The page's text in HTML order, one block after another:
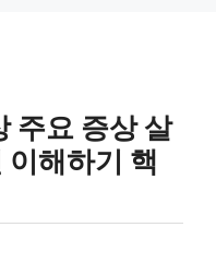
주요 증상 살
이해하기 핵